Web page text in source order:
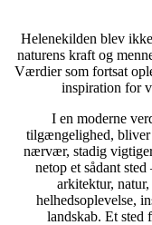
Helenekilden blev
naturens kraft og
Værdier som fortsat
inspiration for
I en moderne
tilgængelighed, bliver
nærvær, stadig
netop et sådant
arkitektur,
helhedsoplevelse,
landskab. Et sted